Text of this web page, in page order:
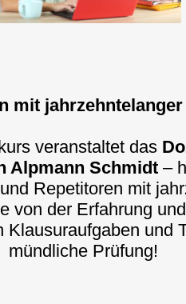
mit
veranstaltet das
Alpmann Schmidt–
Repetitoren mit
von der Erfahrung
Klausuraufgaben und
mündliche Prüfung!